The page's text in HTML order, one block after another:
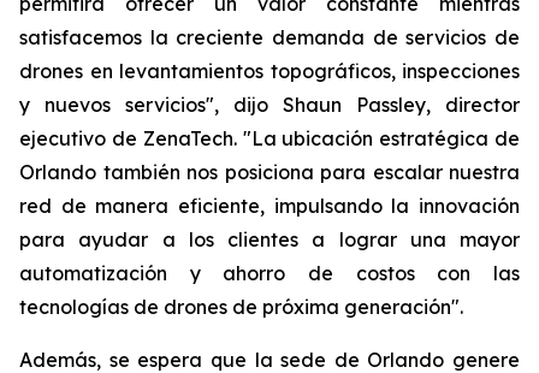
satisfacemos la creciente demanda de servicios de
drones en levantamientos topográficos, inspecciones
y nuevos servicios", dijo Shaun Passley, director
ejecutivo de ZenaTech. "La ubicación estratégica de
Orlando también nos posiciona para escalar nuestra
red de manera eficiente, impulsando la innovación
para ayudar a los clientes a lograr una mayor
automatización y ahorro de costos con las
tecnologías de drones de próxima generación".
Además, se espera que la sede de Orlando genere